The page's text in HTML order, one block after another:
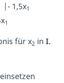
1,5x1
1
für x2 in I.